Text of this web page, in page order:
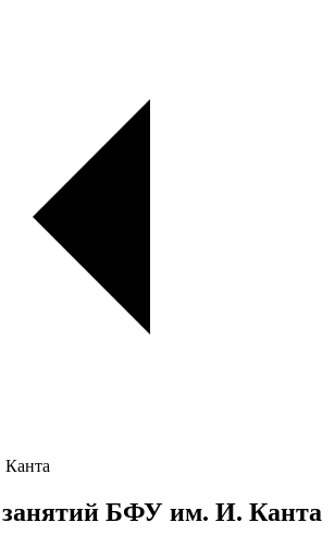
занятий БФУ им. И. Канта